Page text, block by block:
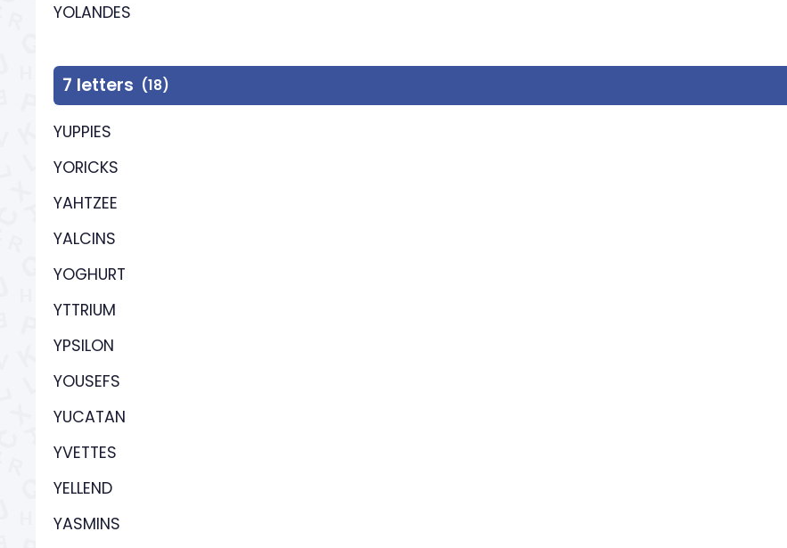
YOLANDES
7 letters (18)
YUPPIES
YORICKS
YAHTZEE
YALCINS
YOGHURT
YTTRIUM
YPSILON
YOUSEFS
YUCATAN
YVETTES
YELLEND
YASMINS